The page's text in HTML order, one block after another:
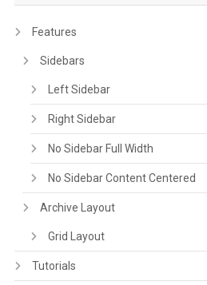
Features
Sidebars
Left Sidebar
Right Sidebar
No Sidebar Full Width
No Sidebar Content Centered
Archive Layout
Grid Layout
Tutorials